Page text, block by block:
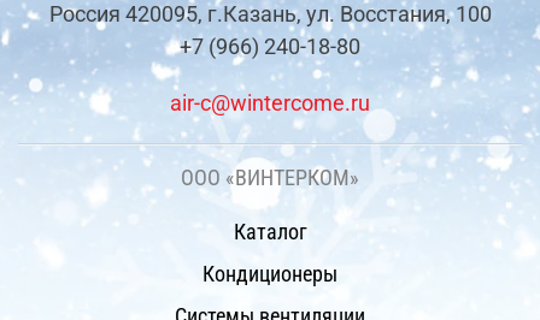
Россия 420095, г.Казань, ул. Восстания, 100
+7 (966) 240-18-80
air-c@wintercome.ru
ООО «ВИНТЕРКОМ»
Каталог
Кондиционеры